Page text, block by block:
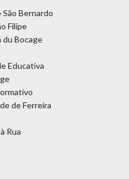
Bernardo
Filipe
du Bocage
Educativa
de Ferreira
Rua